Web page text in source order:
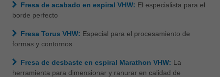
Fresa de acabado en espiral VHW: El especialista para el
borde perfecto
Fresa Torus VHW: Especial para el procesamiento de
formas y contornos
Fresa de desbaste en espiral Marathon VHW: La
herramienta para dimensionar y ranurar en calidad de